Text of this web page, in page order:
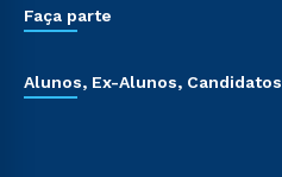
Faça parte
Alunos, Ex-Alunos, Candidatos